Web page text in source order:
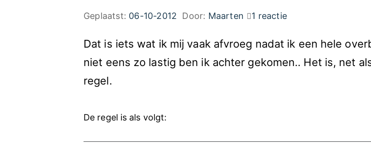
Geplaatst: 06-10-2012 Door: Maarten 1 reactie
Dat is iets wat ik mij vaak afvroeg nadat ik een hele
niet eens zo lastig ben ik achter gekomen.. Het is, net
regel.
De regel is als volgt: